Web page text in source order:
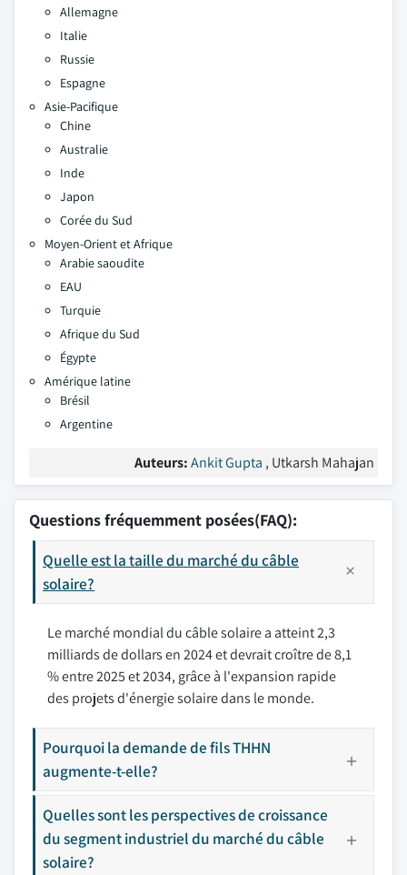
Allemagne
Italie
Russie
Espagne
Asie-Pacifique
Chine
Australie
Inde
Japon
Corée du Sud
Moyen-Orient et Afrique
Arabie saoudite
EAU
Turquie
Afrique du Sud
Égypte
Amérique latine
Brésil
Argentine
Auteurs:Ankit Gupta , Utkarsh Mahajan
Questions fréquemment posées(FAQ):
Quelle est la taille du marché du câble
solaire?
Le marché mondial du câble solaire a atteint 2,3
milliards de dollars en 2024 et devrait croître de 8,1
% entre 2025 et 2034, grâce à l'expansion rapide
des projets d'énergie solaire dans le monde.
Pourquoi la demande de fils THHN
augmente-t-elle?
Quelles sont les perspectives de croissance
du segment industriel du marché du câble
solaire?